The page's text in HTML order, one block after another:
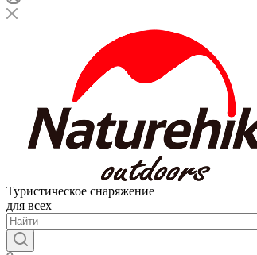
Туристическое снаряжение
для всех